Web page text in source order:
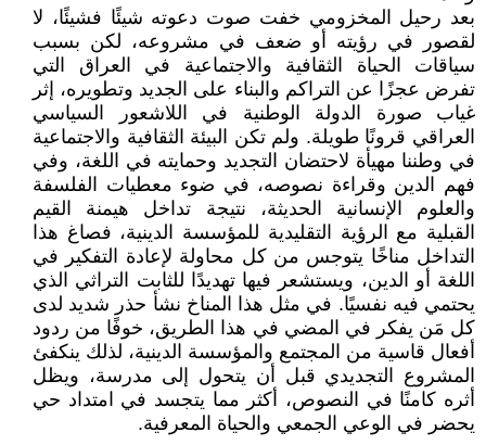
بعد رحيل المخزومي خفت صوت دعوته شيئًا فشيئًا، لا
لقصور في رؤيته أو ضعف في مشروعه، لكن بسبب
سياقات الحياة الثقافية والاجتماعية في العراق التي
تفرض عجزًا عن التراكم والبناء على الجديد وتطويره، إثر
غياب صورة الدولة الوطنية في اللاشعور السياسي
العراقي قرونًا طويلة. ولم تكن البيئة الثقافية والاجتماعية
في وطننا مهيأة لاحتضان التجديد وحمايته في اللغة، وفي
فهم الدين وقراءة نصوصه، في ضوء معطيات الفلسفة
والعلوم الإنسانية الحديثة، نتيجة تداخل هيمنة القيم
القبلية مع الرؤية التقليدية للمؤسسة الدينية، فصاغ هذا
التداخل مناخًا يتوجس من كل محاولة لإعادة التفكير في
اللغة أو الدين، ويستشعر فيها تهديدًا للثابت التراثي الذي
يحتمي فيه نفسيًا. في مثل هذا المناخ نشأ حذر شديد لدى
كل مَن يفكر في المضي في هذا الطريق، خوفًا من ردود
أفعال قاسية من المجتمع والمؤسسة الدينية، لذلك ينكفئ
المشروع التجديدي قبل أن يتحول إلى مدرسة، ويظل
أثره كامنًا في النصوص، أكثر مما يتجسد في امتداد حي
يحضر في الوعي الجمعي والحياة المعرفية.